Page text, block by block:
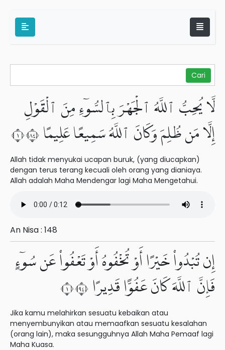
لَّا يُحِبُّ ٱللَّهُ ٱلْجَهْرَ بِٱلسُّوٓءِ مِنَ ٱلْقَوْلِ
إِلَّا مَن ظُلِمَ وَكَانَ ٱللَّهُ سَمِيعًا عَلِيمًا ١٤٨
Allah tidak menyukai ucapan buruk, (yang diucapkan)
dengan terus terang kecuali oleh orang yang dianiaya.
Allah adalah Maha Mendengar lagi Maha Mengetahui.
An Nisa : 148
إِن تُبْدُوا۟ خَيْرًا أَوْ تُخْفُوهُ أَوْ تَعْفُوا۟ عَن سُوٓءٍ
فَإِنَّ ٱللَّهَ كَانَ عَفُوًّا قَدِيرًا ١٤٩
Jika kamu melahirkan sesuatu kebaikan atau
menyembunyikan atau memaafkan sesuatu kesalahan
(orang lain), maka sesungguhnya Allah Maha Pemaaf lagi
Maha Kuasa.